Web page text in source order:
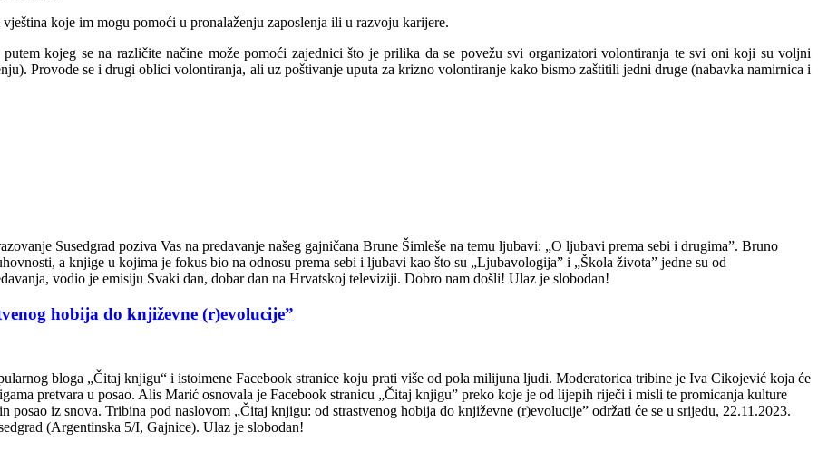
koje im mogu pomoći u pronalaženju zaposlenja ili u razvoju karijere.
kojeg se na različite načine može pomoći zajednici što je prilika da se povežu svi organizatori volontiranja te svi oni koji su voljni
Provode se i drugi oblici volontiranja, ali uz poštivanje uputa za krizno volontiranje kako bismo zaštitili jedni druge (nabavka namirnica i
Susedgrad poziva Vas na predavanje našeg gajničana Brune Šimleše na temu ljubavi: „O ljubavi prema sebi i drugima”. Bruno
a knjige u kojima je fokus bio na odnosu prema sebi i ljubavi kao što su „Ljubavologija” i „Škola života” jedne su od
vodio je emisiju Svaki dan, dobar dan na Hrvatskoj televiziji. Dobro nam došli! Ulaz je slobodan!
hobija do književne (r)evolucije”
bloga „Čitaj knjigu“ i istoimene Facebook stranice koju prati više od pola milijuna ljudi. Moderatorica tribine je Iva Cikojević koja će
pretvara u posao. Alis Marić osnovala je Facebook stranicu „Čitaj knjigu” preko koje je od lijepih riječi i misli te promicanja kulture
posao iz snova. Tribina pod naslovom „Čitaj knjigu: od strastvenog hobija do književne (r)evolucije” održati će se u srijedu, 22.11.2023.
(Argentinska 5/I, Gajnice). Ulaz je slobodan!